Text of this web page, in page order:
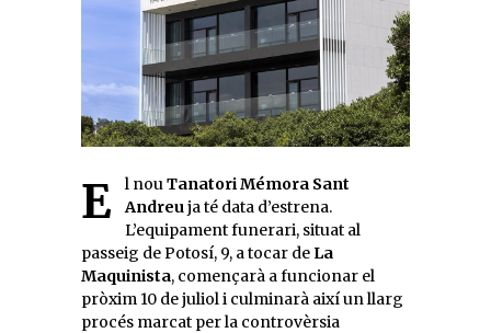
El nouTanatori Mémora Sant
Andreuja té data d’estrena.
L’equipament funerari, situat al
passeig de Potosí, 9, a tocar de La
Maquinista, començarà a funcionar el
pròxim 10 de juliol i culminarà així un llarg
procés marcat per la controvèrsia